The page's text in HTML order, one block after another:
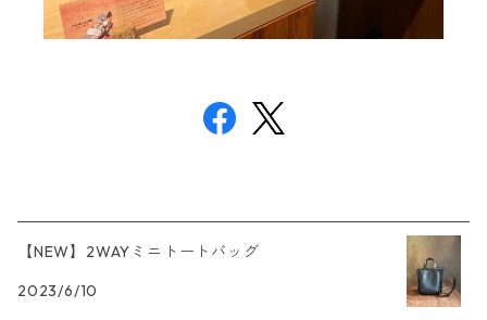
【NEW】2WAYミニトートバッグ
2023/6/10